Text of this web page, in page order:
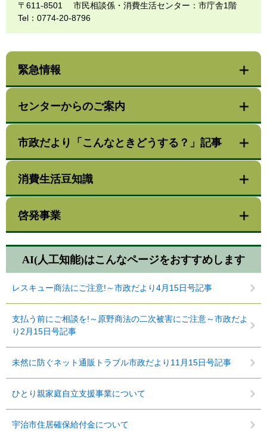
〒611-8501
市民相談係・消費生活センター：市庁舎1階
Tel：0774-20-8796
緊急情報
センターからのご案内
市政だより「こんなときどうする？」記事
消費生活豆知識
啓発事業
AI(人工知能)はこんなページをおすすめします
レスキュー商法にご注意!～市政だより4月15日号記事
支払う前にご相談を!～原野商法の二次被害にご注意～市政だよ
り2月15日号記事
未然に防ぐネット通販トラブル市政だより11月15日号記事
ひとり親家庭自立支援事業について
宇治市住居確保給付金について